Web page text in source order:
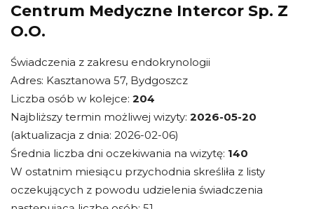
Centrum Medyczne Intercor Sp. Z
O.O.
Świadczenia z zakresu endokrynologii
Adres: Kasztanowa 57, Bydgoszcz
Liczba osób w kolejce: 204
Najbliższy termin możliwej wizyty: 2026-05-20
(aktualizacja z dnia: 2026-02-06)
Średnia liczba dni oczekiwania na wizytę: 140
W ostatnim miesiącu przychodnia skreśliła z listy
oczekujących z powodu udzielenia świadczenia